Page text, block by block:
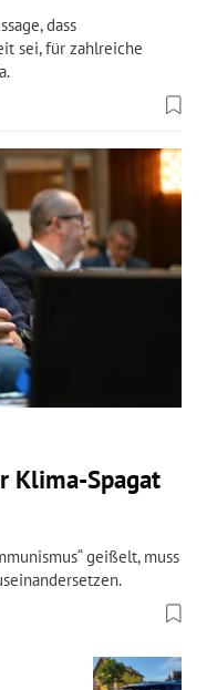
dass
sei, für zahlreiche
Klima-Spagat
geißelt, muss